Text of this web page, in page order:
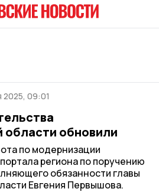
2025, 09:01
области обновили
по модернизации
региона по поручению
обязанности главы
Евгения Первышова.